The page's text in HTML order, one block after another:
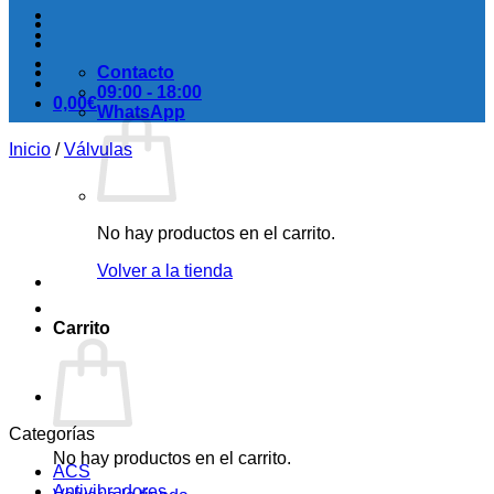
0,00€
No hay productos en el carrito.
Volver a la tienda
Carrito
No hay productos en el carrito.
Contacto
09:00 - 18:00
WhatsApp
Inicio / Válvulas
Categorías
ACS